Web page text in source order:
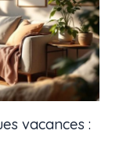
vacances :